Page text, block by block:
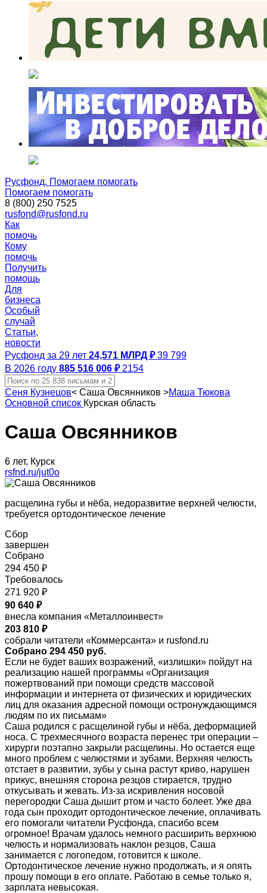
Русфонд. Помогаем помогать
Помогаем помогать
8 (800) 250 7525
rusfond@rusfond.ru
Как
помочь
Кому
помочь
Получить
помощь
Для
бизнеса
Особый
случай
Статьи,
новости
Русфонд за 29 лет 24,571 МЛРД ₽ 39 799
В 2026 году 885 516 006 ₽ 2154
Сеня Кузнецов< Саша Овсянников >Маша Тюкова
Основной список Курская область
Саша Овсянников
6 лет, Курск
rsfnd.ru/jut0o
расщелина губы и нёба, недоразвитие верхней челюсти,
требуется ортодонтическое лечение
Сбор
завершен
Собрано
294 450 ₽
Требовалось
271 920 ₽
90 640 ₽
внесла компания «Металлоинвест»
203 810 ₽
собрали читатели «Коммерсанта» и rusfond.ru
Собрано 294 450 руб.
Если не будет ваших возражений, «излишки» пойдут на
реализацию нашей программы «Организация
пожертвований при помощи средств массовой
информации и интернета от физических и юридических
лиц для оказания адресной помощи остронуждающимся
людям по их письмам»
Саша родился с расщелиной губы и нёба, деформацией
носа. С трехмесячного возраста перенес три операции –
хирурги поэтапно закрыли расщелины. Но остается еще
много проблем с челюстями и зубами. Верхняя челюсть
отстает в развитии, зубы у сына растут криво, нарушен
прикус, внешняя сторона резцов стирается, трудно
откусывать и жевать. Из-за искривления носовой
перегородки Саша дышит ртом и часто болеет. Уже два
года сын проходит ортодонтическое лечение, оплачивать
его помогали читатели Русфонда, спасибо всем
огромное! Врачам удалось немного расширить верхнюю
челюсть и нормализовать наклон резцов, Саша
занимается с логопедом, готовится к школе.
Ортодонтическое лечение нужно продолжать, и я опять
прошу помощи в его оплате. Работаю в семье только я,
зарплата невысокая.